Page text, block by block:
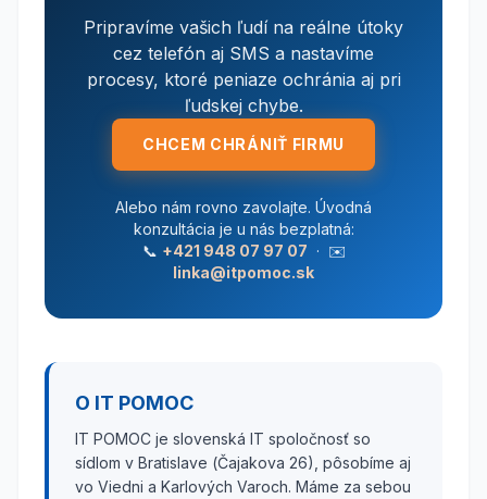
Pripravíme vašich ľudí na reálne útoky
cez telefón aj SMS a nastavíme
procesy, ktoré peniaze ochránia aj pri
ľudskej chybe.
CHCEM CHRÁNIŤ FIRMU
Alebo nám rovno zavolajte. Úvodná
konzultácia je u nás bezplatná:
📞 +421 948 07 97 07 · ✉️
linka@itpomoc.sk
O IT POMOC
IT POMOC je slovenská IT spoločnosť so
sídlom v Bratislave (Čajakova 26), pôsobíme aj
vo Viedni a Karlových Varoch. Máme za sebou